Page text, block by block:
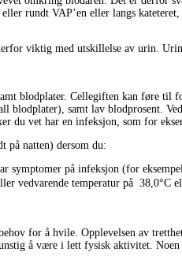
rundt VAP’en eller langs
viktig med utskillelse av urin.
blodplater. Cellegiften kan føre
blodplater), samt lav blodprosent.
du vet har en infeksjon, som for
på natten) dersom du:
symptomer på infeksjon (for
vedvarende temperatur på 38,0°C
for å hvile. Opplevelsen av
å være i lett fysisk aktivitet. Noen